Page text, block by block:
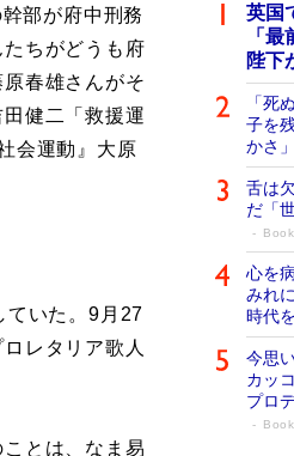
部が府中刑務
ちがどうも府
春雄さんがそ
健二「救援運
会運動』大原
ていた。9月27
レタリア歌人
とは、なま易
英国
「
陛下
「死
子を
かさ
舌は
だ「
心を
みれ
時代
今思
カッ
プロ